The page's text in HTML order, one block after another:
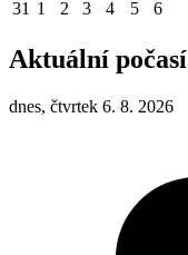
31 1 2 3 4 5 6
Aktuální počasí
dnes, čtvrtek 6. 8. 2026